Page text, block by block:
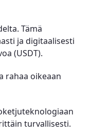
Tämä
ja digitaalisesti
(USDT).
rahaa oikeaan
turvallisesti.